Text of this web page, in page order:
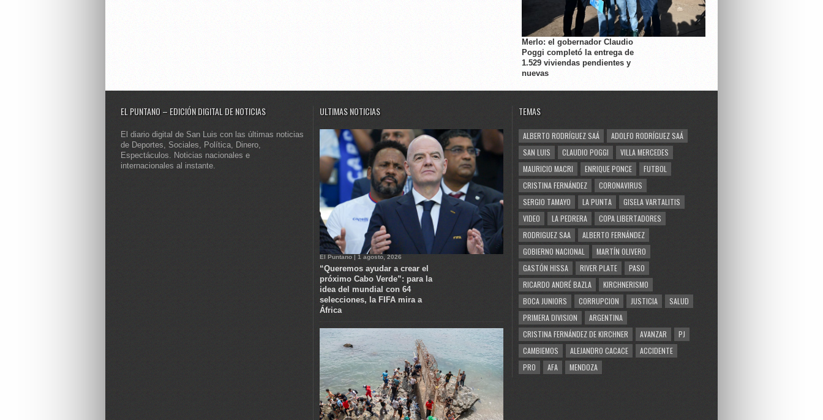
Merlo: el gobernador Claudio
Poggi completó la entrega de
1.529 viviendas pendientes y
nuevas
EL PUNTANO – EDICIÓN DIGITAL DE NOTICIAS
El diario digital de San Luis con las últimas noticias
de Deportes, Sociales, Política, Dinero,
Espectáculos. Noticias nacionales e
internacionales al instante.
ULTIMAS NOTICIAS
El Puntano | 1 agosto, 2026
“Queremos ayudar a crear el
próximo Cabo Verde”: para la
idea del mundial con 64
selecciones, la FIFA mira a
África
TEMAS
ALBERTO RODRÍGUEZ SAÁ
ADOLFO RODRÍGUEZ SAÁ
SAN LUIS
CLAUDIO POGGI
VILLA MERCEDES
MAURICIO MACRI
ENRIQUE PONCE
FUTBOL
CRISTINA FERNÁNDEZ
CORONAVIRUS
SERGIO TAMAYO
LA PUNTA
GISELA VARTALITIS
VIDEO
LA PEDRERA
COPA LIBERTADORES
RODRIGUEZ SAA
ALBERTO FERNÁNDEZ
GOBIERNO NACIONAL
MARTÍN OLIVERO
GASTÓN HISSA
RIVER PLATE
PASO
RICARDO ANDRÉ BAZLA
KIRCHNERISMO
BOCA JUNIORS
CORRUPCION JUSTICIA
SALUD
PRIMERA DIVISION
ARGENTINA
CRISTINA FERNÁNDEZ DE KIRCHNER
AVANZAR
PJ
CAMBIEMOS
ALEJANDRO CACACE
ACCIDENTE
PRO
AFA MENDOZA